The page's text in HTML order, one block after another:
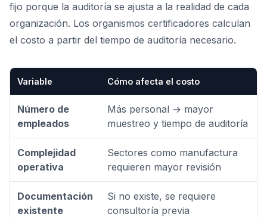
fijo porque la auditoría se ajusta a la realidad de cada
organización. Los organismos certificadores calculan
el costo a partir del tiempo de auditoría necesario.
Variable Cómo afecta el costo
Número de
empleados
Más personal → mayor
muestreo y tiempo de auditoría
Complejidad
operativa
Sectores como manufactura
requieren mayor revisión
Documentación
existente
Si no existe, se requiere
consultoría previa